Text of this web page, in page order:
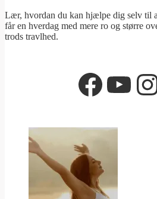
Lær, hvordan du kan hjælpe dig selv til
får en hverdag med mere ro og større
trods travlhed.